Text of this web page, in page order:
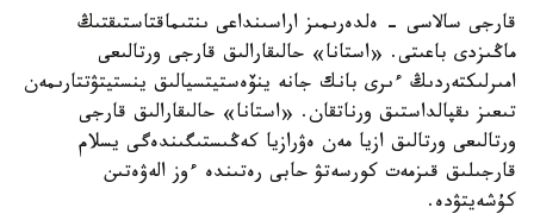
قارجى سالاسى - ەلدەرىمىز اراسىنداعى ىنتىماقتاستىقتىڭ
ماڭىزدى باعىتى. «استانا» حالىقارالىق قارجى ورتالىعى
امىرلىكتەردىڭ ءىرى بانك جانە ينۆەستيتسيالىق ينستيتۋتتارىمەن
تىعىز ىقپالداستىق ورناتقان. «استانا» حالىقارالىق قارجى
ورتالىعى ورتالىق ازيا مەن ەۋرازيا كەڭىستىگىندەگى يسلام
قارجىلىق قىزمەت كورسەتۋ حابى رەتىندە ءوز الەۋەتىن
كۇشەيتۋدە.